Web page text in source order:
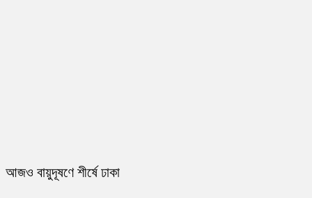
আজও বায়ুদূষণে শীর্ষে ঢাকা